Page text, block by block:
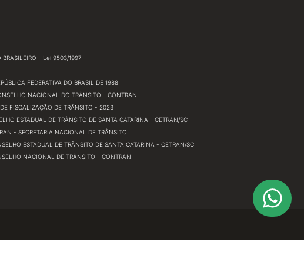
BRASILEIRO - Lei 9503/1997
FEDERATIVA DO BRASIL DE 1988
NACIONAL DO TRÂNSITO - CONTRAN
FISCALIZAÇÃO DE TRÂNSITO - 2023
ESTADUAL DE TRÂNSITO DE SANTA CATARINA - CETRAN/SC
- SECRETARIA NACIONAL DE TRÂNSITO
ESTADUAL DE TRÂNSITO DE SANTA CATARINA - CETRAN/SC
NACIONAL DE TRÂNSITO - CONTRAN